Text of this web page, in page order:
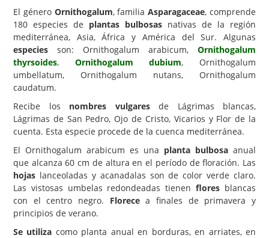
Animales
Hongos
Carencias
Fotos
Árboles y Palmeras
Cactus y Suculentas
El género Ornithogalum, familiaAsparagaceae, comprende
180 especies de plantas bulbosas nativas de la región
mediterránea, Asia, África y América del Sur. Algunas
especies son: Ornithogalum arabicum, Ornithogalum
thyrsoides, Ornithogalum dubium, Ornithogalum
umbellatum, Ornithogalum nutans, Ornithogalum
caudatum.
Recibe los nombres vulgaresde Lágrimas blancas,
Lágrimas de San Pedro, Ojo de Cristo, Vicarios y Flor de la
cuenta. Esta especie procede de la cuenca mediterránea.
El Ornithogalum arabicum es una planta bulbosa anual
que alcanza 60 cm de altura en el período de floración. Las
hojas lanceoladas y acanadalas son de color verde claro.
Las vistosas umbelas redondeadas tienenflores blancas
con el centro negro. Florecea finales de primavera y
principios de verano.
Se utiliza como planta anual en borduras, en arriates, en